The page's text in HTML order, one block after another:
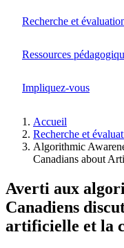
Recherche et
Ressources
Impliquez-vous
Fil
d'Ariane
Accueil
Recherche et
Algorithmic
Canadians about
Averti aux
Canadiens
artificielle et la